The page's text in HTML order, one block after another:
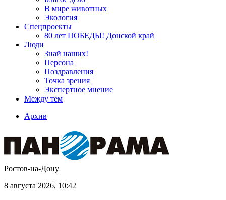
В мире животных
Экология
Спецпроекты
80 лет ПОБЕДЫ! Донской край
Люди
Знай наших!
Персона
Поздравления
Точка зрения
Экспертное мнение
Между тем
Архив
Ростов-на-Дону
8 августа 2026, 10:42